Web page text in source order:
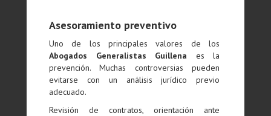
Asesoramiento preventivo
Uno de los principales valores de los
Abogados Generalistas Guillena es la
prevención. Muchas controversias pueden
evitarse con un análisis jurídico previo
adecuado.
Revisión de contratos, orientación ante